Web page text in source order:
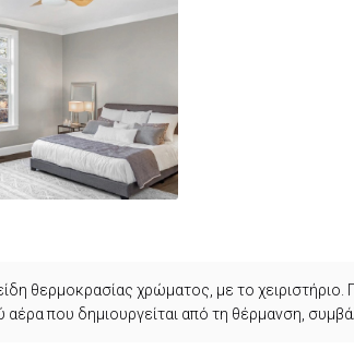
θερμοκρασίας χρώματος, με το χειριστήριο
που δημιουργείται από τη θέρμανση,